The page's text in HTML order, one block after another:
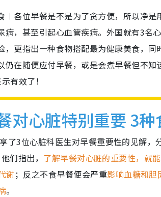
︱各位早餐是不是为了贪方便，所以净
病，甚至引起心血管疾病。外国就有3名
，更指出一种食物搭配最为健康美食，
仍在随便应付早餐，或是会煮早餐但不
有效了！
对心脏特别重要 3
了3位心脏科医生对早餐重要性的见解
们指出， 了解早餐对心脏的重要性，就
谢 ；反之不食早餐便会严重影响血糖和胆
。